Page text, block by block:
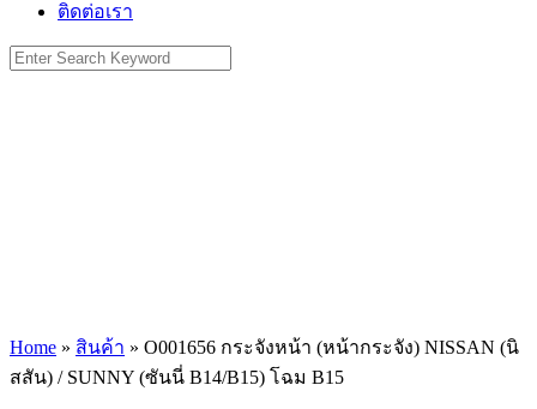
ติดต่อเรา
Search
for:
Home » สินค้า » O001656 กระจังหน้า (หน้ากระจัง) NISSAN (นิ
สสัน) / SUNNY (ซันนี่ B14/B15) โฉม B15